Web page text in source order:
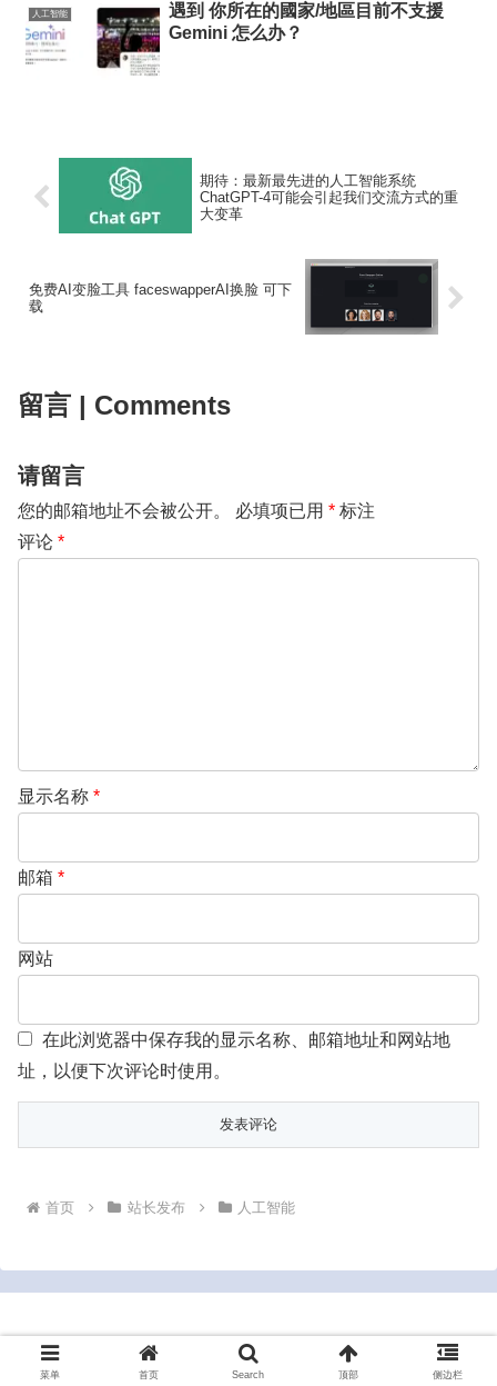
人工智能
遇到 你所在的國家/地區目前不支援
Gemini 怎么办？
期待：最新最先进的人工智能系统
ChatGPT-4可能会引起我们交流方式的重
大变革
免费AI变脸工具 faceswapperAI换脸 可下
载
留言 | Comments
请留言
您的邮箱地址不会被公开。 必填项已用 * 标注
评论 *
显示名称 *
邮箱 *
网站
在此浏览器中保存我的显示名称、邮箱地址和网站地
址，以便下次评论时使用。
首页 站长发布 人工智能
Copyright © 2022-2026 bluesrt.com All Rights Reserved.
菜单 首页 Search 顶部 侧边栏